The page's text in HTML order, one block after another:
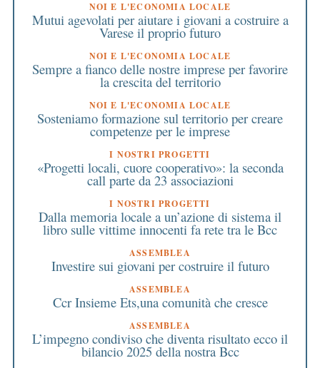
NOI E L'ECONOMIA LOCALE
Mutui agevolati per aiutare i giovani a costruire a
Varese il proprio futuro
NOI E L'ECONOMIA LOCALE
Sempre a fianco delle nostre imprese per favorire
la crescita del territorio
NOI E L'ECONOMIA LOCALE
Sosteniamo formazione sul territorio per creare
competenze per le imprese
I NOSTRI PROGETTI
«Progetti locali, cuore cooperativo»: la seconda
call parte da 23 associazioni
I NOSTRI PROGETTI
Dalla memoria locale a un’azione di sistema il
libro sulle vittime innocenti fa rete tra le Bcc
ASSEMBLEA
Investire sui giovani per costruire il futuro
ASSEMBLEA
Ccr Insieme Ets,una comunità che cresce
ASSEMBLEA
L’impegno condiviso che diventa risultato ecco il
bilancio 2025 della nostra Bcc